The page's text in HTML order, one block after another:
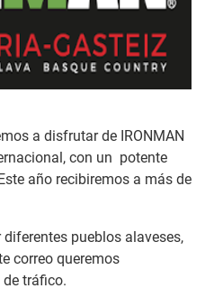
a disfrutar de IRONMAN
con un potente
año recibiremos a más de
pueblos alaveses,
correo queremos
tráfico.